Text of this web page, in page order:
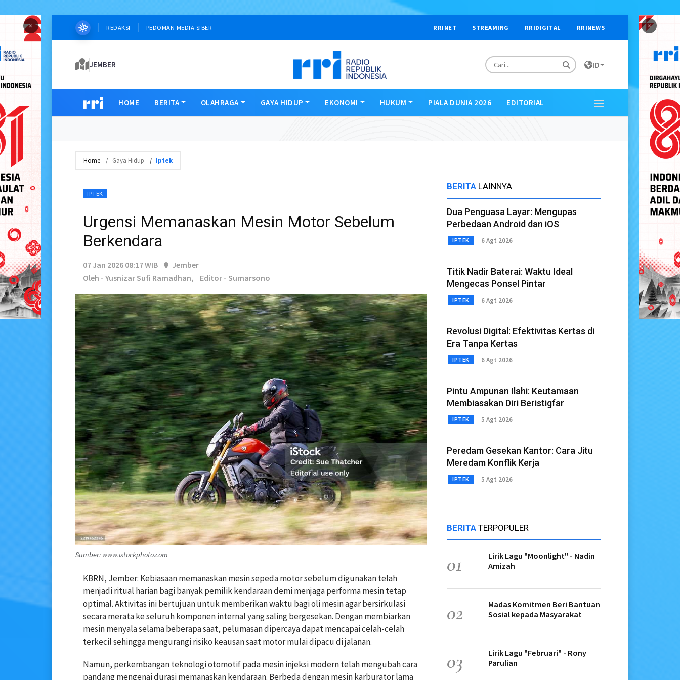
× ×
REDAKSI PEDOMAN MEDIA SIBER RRINET STREAMING RRIDIGITAL RRINEWS
JEMBER ID
HOME BERITA OLAHRAGA GAYA HIDUP EKONOMI HUKUM PIALA DUNIA 2026 EDITORIAL
Home Gaya Hidup Iptek
IPTEK
Urgensi Memanaskan Mesin Motor Sebelum
Berkendara
07 Jan 2026 08:17 WIB
Jember
Oleh - Yusnizar Sufi Ramadhan,
Editor - Sumarsono
Sumber: www.istockphoto.com
KBRN, Jember: Kebiasaan memanaskan mesin sepeda motor sebelum digunakan telah
menjadi ritual harian bagi banyak pemilik kendaraan demi menjaga performa mesin tetap
optimal. Aktivitas ini bertujuan untuk memberikan waktu bagi oli mesin agar bersirkulasi
secara merata ke seluruh komponen internal yang saling bergesekan. Dengan membiarkan
mesin menyala selama beberapa saat, pelumasan dipercaya dapat mencapai celah-celah
terkecil sehingga mengurangi risiko keausan saat motor mulai dipacu di jalanan.
Namun, perkembangan teknologi otomotif pada mesin injeksi modern telah mengubah cara
pandang mengenai durasi memanaskan kendaraan. Berbeda dengan mesin karburator lama
BERITA LAINNYA
Dua Penguasa Layar: Mengupas
Perbedaan Android dan iOS
IPTEK 6 Agt 2026
Titik Nadir Baterai: Waktu Ideal
Mengecas Ponsel Pintar
IPTEK 6 Agt 2026
Revolusi Digital: Efektivitas Kertas di
Era Tanpa Kertas
IPTEK 6 Agt 2026
Pintu Ampunan Ilahi: Keutamaan
Membiasakan Diri Beristigfar
IPTEK 5 Agt 2026
Peredam Gesekan Kantor: Cara Jitu
Meredam Konflik Kerja
IPTEK 5 Agt 2026
BERITA TERPOPULER
01
Lirik Lagu "Moonlight" - Nadin
Amizah
02
Madas Komitmen Beri Bantuan
Sosial kepada Masyarakat
03
Lirik Lagu "Februari" - Rony
Parulian